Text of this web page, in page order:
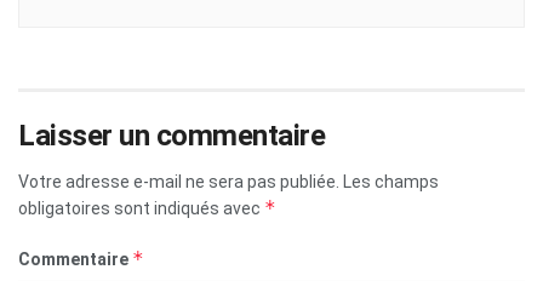
Laisser un commentaire
Votre adresse e-mail ne sera pas publiée.
Les champs
obligatoires sont indiqués avec *
Commentaire *